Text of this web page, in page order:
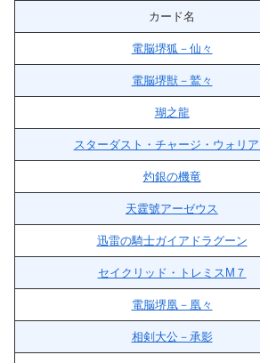
カード名
電脳堺狐－仙々
電脳堺獣－鷲々
瑚之龍
スターダスト・チャージ・ウォリ
灼銀の機竜
天霆號アーゼウス
迅雷の騎士ガイアドラグーン
セイクリッド・トレミスM７
電脳堺凰－凰々
相剣大公－承影